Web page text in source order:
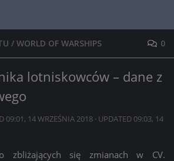
/ WORLD OF WARSHIPS 0
lotniskowców – dane z
09:01, 14 WRZEŚNIA 2018 · UPDATED 09:03, 14
zbliżających się zmianach w CV.